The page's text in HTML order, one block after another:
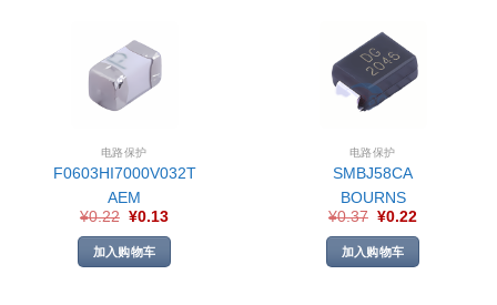
电路保护
F0603HI7000V032T
AEM
¥0.22 ¥0.13
加入购物车
电路保护
SMBJ58CA
BOURNS
¥0.37 ¥0.22
加入购物车